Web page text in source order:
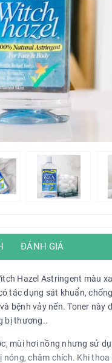
ĐÁNH GIÁ
Hazel Astringent màu
tác dụng sát khuẩn,
bệnh vảy nến. Toner
bị thương..
mùi hơi nồng nhưng sử
châm chích. Khi